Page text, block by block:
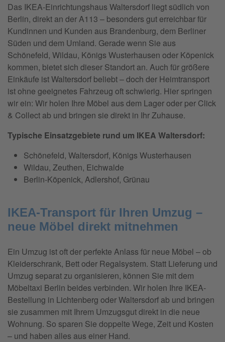
Das IKEA-Einrichtungshaus Waltersdorf liegt südlich von
Berlin, direkt an der A113 – besonders gut erreichbar für
Kundinnen und Kunden aus Brandenburg, dem Berliner
Süden und dem Umland. Gerade wenn Sie aus
Schönefeld, Wildau, Königs Wusterhausen oder Köpenick
kommen, bietet sich dieser Standort an. Auch für größere
Einkäufe ist Waltersdorf beliebt – doch der Heimtransport
ist ohne geeignetes Fahrzeug oft schwierig. Hier springen
wir ein: Wir holen Ihre Möbel aus dem Lager oder per Click
& Collect ab und bringen sie direkt in Ihr Zuhause.
Typische Einsatzgebiete rund um IKEA Waltersdorf:
Schönefeld, Waltersdorf, Königs Wusterhausen
Wildau, Zeuthen, Eichwalde
Berlin-Köpenick, Adlershof, Grünau
IKEA-Transport für Ihren Umzug –
neue Möbel direkt mitnehmen
Ein Umzug ist oft der perfekte Anlass für neue Möbel – ob
Kleiderschrank, Bett oder Regalsystem. Statt Lieferung und
Umzug separat zu organisieren, können Sie mit dem
Möbeltaxi Berlin beides verbinden. Wir holen Ihre IKEA-
Bestellung in Lichtenberg oder Waltersdorf ab und bringen
sie zusammen mit Ihrem Umzugsgut direkt in die neue
Wohnung. So sparen Sie doppelte Wege, Zeit und Kosten
– und haben alles aus einer Hand.